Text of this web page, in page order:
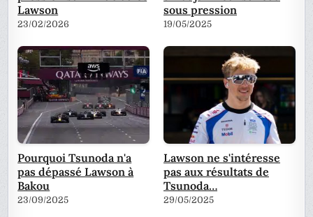
Lawson
23/02/2026
sous pression
19/05/2025
Pourquoi Tsunoda n'a
pas dépassé Lawson à
Bakou
23/09/2025
Lawson ne s'intéresse
pas aux résultats de
Tsunoda…
29/05/2025